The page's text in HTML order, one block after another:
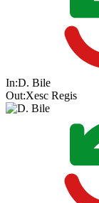
In:D. Bile
Out:Xesc Regis